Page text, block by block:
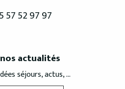
57 52 97 97
actualités
séjours, actus, ...